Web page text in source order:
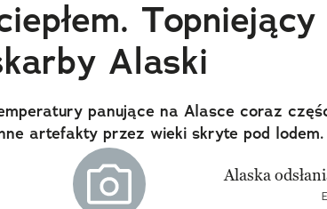
Alaski
panujące na Alasce coraz
artefakty przez wieki skryte pod lodem.